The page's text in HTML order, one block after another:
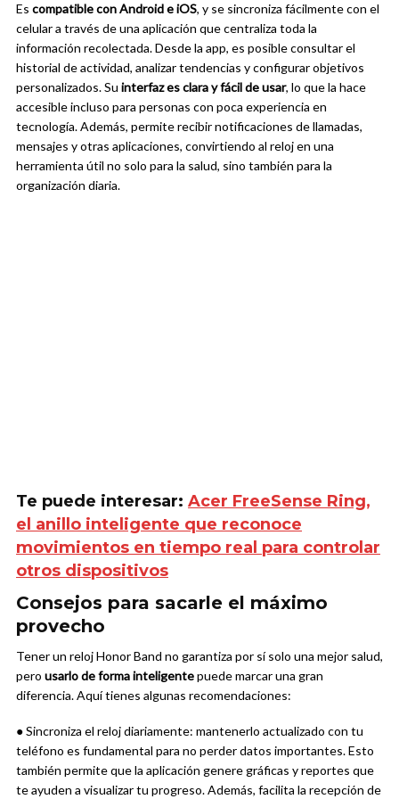
Es compatible con Android e iOS, y se sincroniza fácilmente con el
celular a través de una aplicación que centraliza toda la
información recolectada. Desde la app, es posible consultar el
historial de actividad, analizar tendencias y configurar objetivos
personalizados. Su interfaz es clara y fácil de usar, lo que la hace
accesible incluso para personas con poca experiencia en
tecnología. Además, permite recibir notificaciones de llamadas,
mensajes y otras aplicaciones, convirtiendo al reloj en una
herramienta útil no solo para la salud, sino también para la
organización diaria.
Te puede interesar: Acer FreeSense Ring,
el anillo inteligente que reconoce
movimientos en tiempo real para controlar
otros dispositivos
Consejos para sacarle el máximo
provecho
Tener un reloj Honor Band no garantiza por sí solo una mejor salud,
pero usarlo de forma inteligentepuede marcar una gran
diferencia. Aquí tienes algunas recomendaciones:
● Sincroniza el reloj diariamente: mantenerlo actualizado con tu
teléfono es fundamental para no perder datos importantes. Esto
también permite que la aplicación genere gráficas y reportes que
te ayuden a visualizar tu progreso. Además, facilita la recepción de